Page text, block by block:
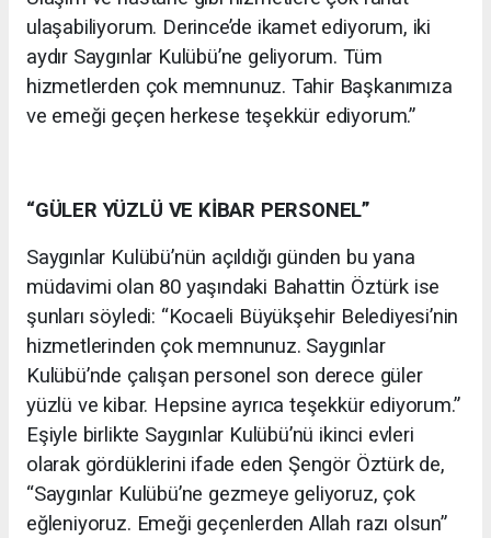
ulaşabiliyorum. Derince’de ikamet ediyorum, iki
aydır Saygınlar Kulübü’ne geliyorum. Tüm
hizmetlerden çok memnunuz. Tahir Başkanımıza
ve emeği geçen herkese teşekkür ediyorum.”
“GÜLER YÜZLÜ VE KİBAR PERSONEL”
Saygınlar Kulübü’nün açıldığı günden bu yana
müdavimi olan 80 yaşındaki Bahattin Öztürk ise
şunları söyledi: “Kocaeli Büyükşehir Belediyesi’nin
hizmetlerinden çok memnunuz. Saygınlar
Kulübü’nde çalışan personel son derece güler
yüzlü ve kibar. Hepsine ayrıca teşekkür ediyorum.”
Eşiyle birlikte Saygınlar Kulübü’nü ikinci evleri
olarak gördüklerini ifade eden Şengör Öztürk de,
“Saygınlar Kulübü’ne gezmeye geliyoruz, çok
eğleniyoruz. Emeği geçenlerden Allah razı olsun”